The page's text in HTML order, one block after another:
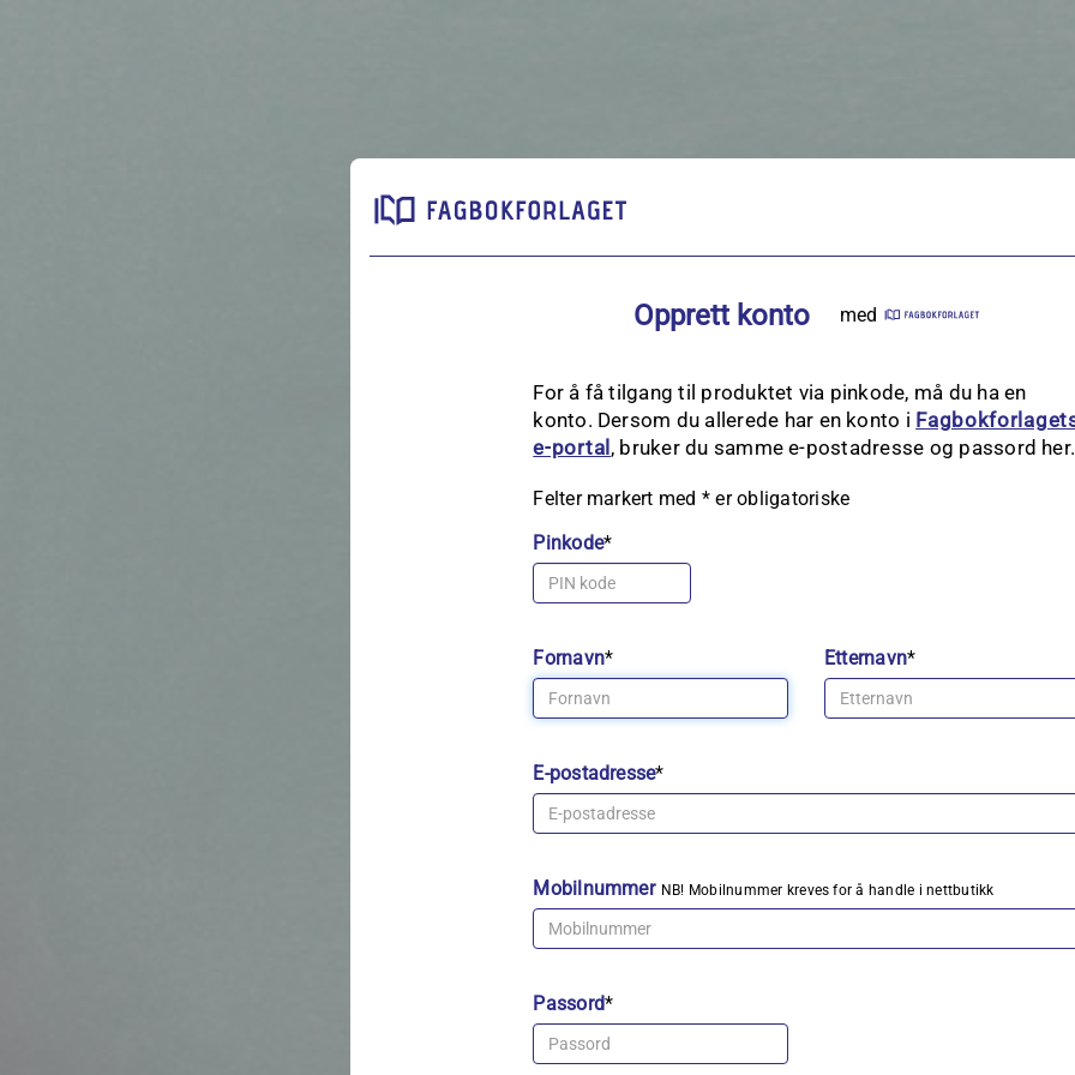
Opprett konto med
For å få tilgang til produktet via pinkode, må du ha en
konto. Dersom du allerede har en konto i
e‑portal, bruker du samme e-postadresse og passord her.
Felter markert med * er obligatoriske
Pinkode*
Fornavn* Etternavn*
E-postadresse*
Mobilnummer NB! Mobilnummer kreves for å handle i nettbutikk
Passord*